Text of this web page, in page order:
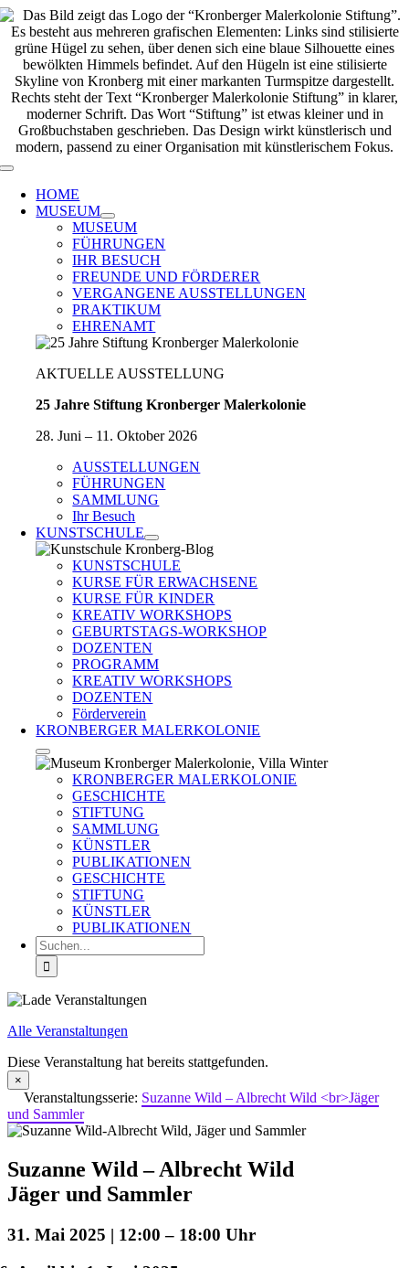
Zum
Inhalt
springen
Toggle
Navigation
HOME
MUSEUM
MUSEUM
FÜHRUNGEN
IHR BESUCH
FREUNDE UND FÖRDERER
VERGANGENE AUSSTELLUNGEN
PRAKTIKUM
EHRENAMT
AKTUELLE AUSSTELLUNG
25 Jahre Stiftung Kronberger Malerkolonie
28. Juni – 11. Oktober 2026
AUSSTELLUNGEN
FÜHRUNGEN
SAMMLUNG
Ihr Besuch
KUNSTSCHULE
KUNSTSCHULE
KURSE FÜR ERWACHSENE
KURSE FÜR KINDER
KREATIV WORKSHOPS
GEBURTSTAGS-WORKSHOP
DOZENTEN
PROGRAMM
KREATIV WORKSHOPS
DOZENTEN
Förderverein
KRONBERGER MALERKOLONIE
KRONBERGER MALERKOLONIE
GESCHICHTE
STIFTUNG
SAMMLUNG
KÜNSTLER
PUBLIKATIONEN
GESCHICHTE
STIFTUNG
KÜNSTLER
PUBLIKATIONEN
Suche
nach:
Alle Veranstaltungen
Diese Veranstaltung hat bereits stattgefunden.
×
Veranstaltungsserie: Suzanne Wild – Albrecht Wild <br>Jäger
und Sammler
Suzanne Wild – Albrecht Wild
Jäger und Sammler
31. Mai 2025 | 12:00 – 18:00